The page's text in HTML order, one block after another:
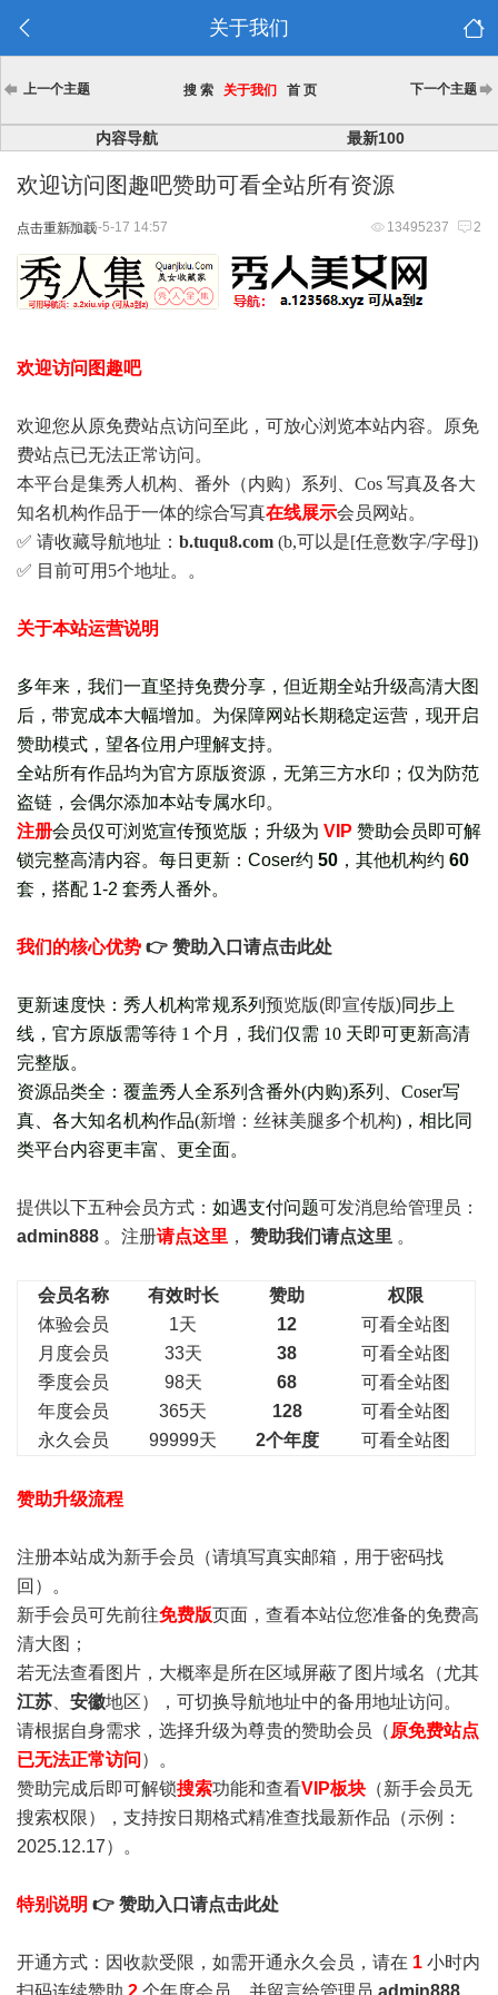
关于我们
上一个主题 搜 索 关于我们 首 页 下一个主题
内容导航 最新100
欢迎访问图趣吧赞助可看全站所有资源
点击重新加载 13495237 2
2025-5-17 14:57
欢迎访问图趣吧
欢迎您从原免费站点访问至此，可放心浏览本站内容。原免
费站点已无法正常访问。
本平台是集秀人机构、番外（内购）系列、Cos 写真及各大
知名机构作品于一体的综合写真在线展示会员网站。
✅ 请收藏导航地址： b.tuqu8.com (b,可以是[任意数字/字母])
✅ 目前可用5个地址。。
关于本站运营说明
多年来，我们一直坚持免费分享，但近期全站升级高清大图
后，带宽成本大幅增加。为保障网站长期稳定运营，现开启
赞助模式，望各位用户理解支持。
全站所有作品均为官方原版资源，无第三方水印；仅为防范
盗链，会偶尔添加本站专属水印。
注册会员仅可浏览宣传预览版 ； 升级为 VIP 赞助会员即可解
锁完整高清内容。每日更新： Coser约 50 ，其他机构约 60
套， 搭配 1-2 套秀人番外。
我们的核心优势 👉 赞助入口请点击此处
更新速度快：秀人机构常规系列 预览版(即宣传版)同步上
线，官方原版需等待 1 个月，我们仅需 10 天即可更新高清
完整版。
资源品类全：覆盖秀人全系列含番外(内购)系列、Coser写
真、各大知名机构作品(新增：丝袜美腿多个机构)，相比同
类平台内容更丰富、更全面。
提供以下五种会员方式： 如遇支付问题可发消息给管理员：
admin888 。注册请点这里 ， 赞助我们请点这里 。
会员名称 有效时长 赞助
权限
体验会员
1天 12
可看全站图
月度会员
33天 38
可看全站图
季度会员
98天 68
可看全站图
年度会员
365天 128
可看全站图
永久会员
99999天 2个年度 可看全站图
赞助升级流程
注册本站成为新手会员 （请填写真实邮箱，用于密码找
回）。
新手会员可先前往免费版页面，查看本站位您准备的免费高
清大图；
若无法查看图片，大概率是所在区域屏蔽了图片域名（尤其
江苏
安徽地区），可切换导航地址中的备用地址访问。
请根据自身需求，选择升级为尊贵的赞助会员（ 原免费站点
已无法正常访问 ）。
赞助完成后即可解锁搜索功能和查看VIP板块 （新手会员无
搜索权限），支持按日期格式精准查找最新作品（示例：
2025.12.17）。
特别说明 👉 赞助入口请点击此处
开通方式：因收款受限，如需开通永久会员，请在 1 小时内
扫码连续赞助 2 个年度会员，并留言给管理员 admin888